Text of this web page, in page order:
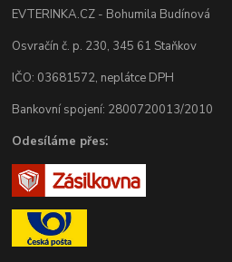
EVTERINKA.CZ - Bohumila Budínová
Osvračín č. p. 230, 345 61 Staňkov
IČO: 03681572, neplátce DPH
Bankovní spojení: 2800720013/2010
Odesíláme přes: